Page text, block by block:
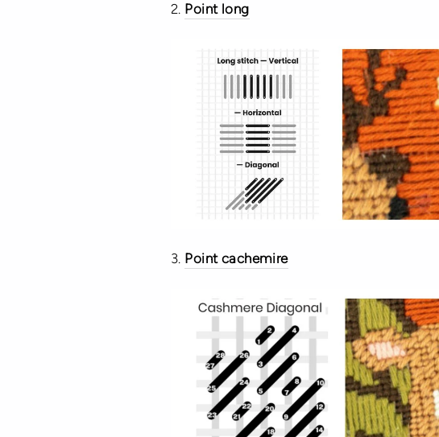
2. Point long
3. Point cachemire